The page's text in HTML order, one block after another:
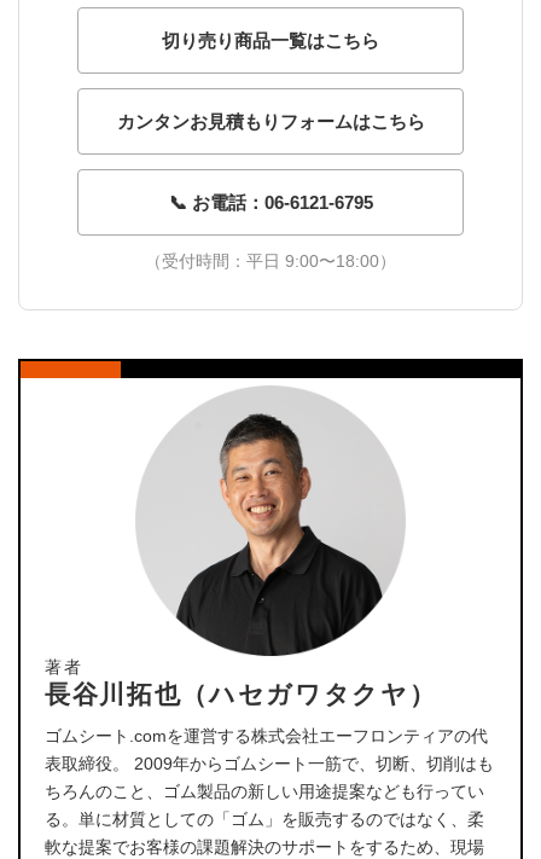
切り売り商品一覧はこちら
カンタンお見積もりフォームはこちら
📞 お電話：06-6121-6795
（受付時間：平日 9:00〜18:00）
著者
長谷川拓也（ハセガワタクヤ）
ゴムシート.comを運営する株式会社エーフロンティアの代
表取締役。 2009年からゴムシート一筋で、切断、切削はも
ちろんのこと、ゴム製品の新しい用途提案なども行ってい
る。単に材質としての「ゴム」を販売するのではなく、柔
軟な提案でお客様の課題解決のサポートをするため、現場